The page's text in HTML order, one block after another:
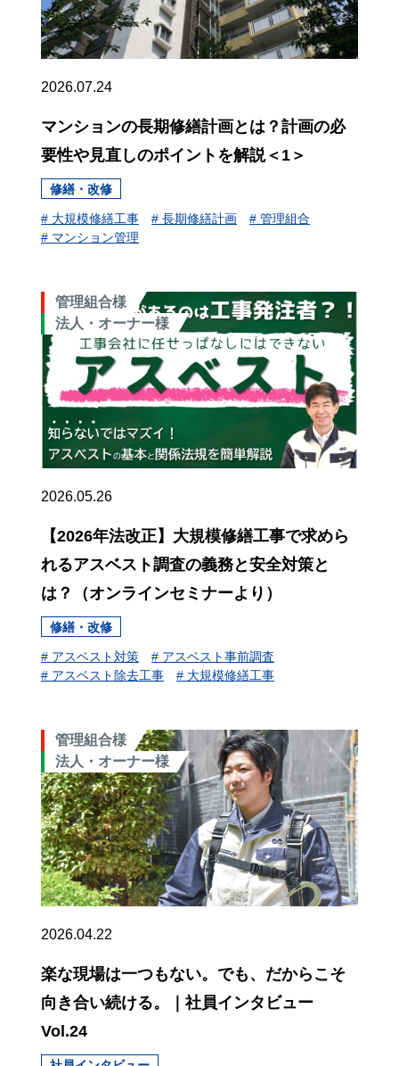
2026.07.24
マンションの長期修繕計画とは？計画の必
要性や見直しのポイントを解説＜1＞
修繕・改修
# 大規模修繕工事 # 長期修繕計画
# 管理組合
# マンション管理
管理組合様
法人・オーナー様
2026.05.26
【2026年法改正】大規模修繕工事で求めら
れるアスベスト調査の義務と安全対策と
は？（オンラインセミナーより）
修繕・改修
# アスベスト対策
# アスベスト事前調査
# アスベスト除去工事
# 大規模修繕工事
管理組合様
法人・オーナー様
2026.04.22
楽な現場は一つもない。でも、だからこそ
向き合い続ける。｜社員インタビュー
Vol.24